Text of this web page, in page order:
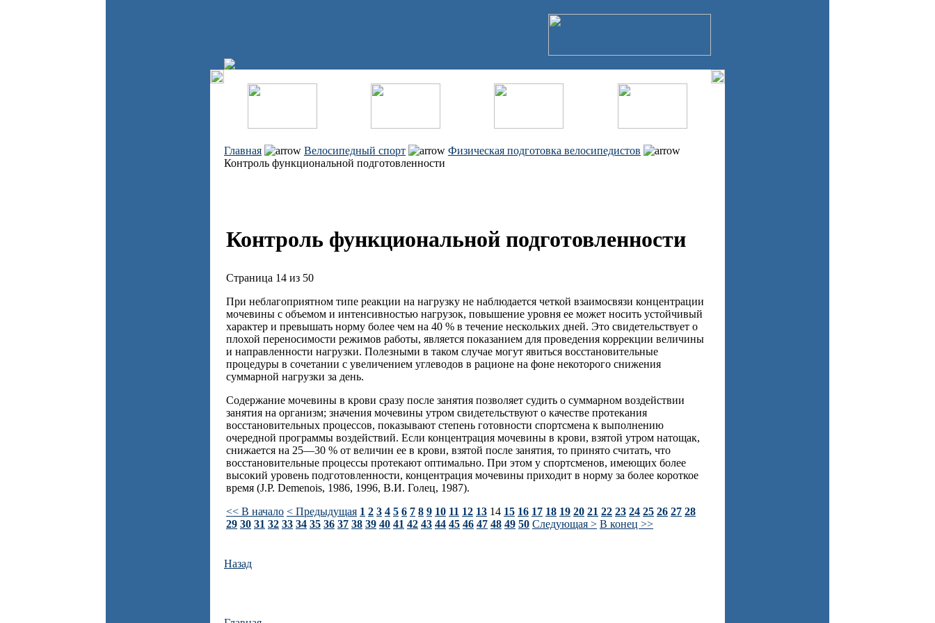
Главная Велосипедный спорт
Физическая подготовка велосипедистов
Контроль функциональной подготовленности
Контроль функциональной подготовленности
Страница 14 из 50
При неблагоприятном типе реакции на нагрузку не наблюдается четкой взаимосвязи концентрации
мочевины с объемом и интенсивностью нагрузок, повышение уровня ее может носить устойчивый
характер и превышать норму более чем на 40 % в течение нескольких дней. Это свидетельствует о
плохой переносимости режимов работы, является показанием для проведения коррекции величины
и направленности нагрузки. Полезными в таком случае могут явиться восстановительные
процедуры в сочетании с увеличением углеводов в рационе на фоне некоторого снижения
суммарной нагрузки за день.
Содержание мочевины в крови сразу после занятия позволяет судить о суммарном воздействии
занятия на организм; значения мочевины утром свидетельствуют о качестве протекания
восстановительных процессов, показывают степень готовности спортсмена к выполнению
очередной программы воздействий. Если концентрация мочевины в крови, взятой утром натощак,
снижается на 25—30 % от величин ее в крови, взятой после занятия, то принято считать, что
восстановительные процессы протекают оптимально. При этом у спортсменов, имеющих более
высокий уровень подготовленности, концентрация мочевины приходит в норму за более короткое
время (J.P. Demenois, 1986, 1996, В.И. Голец, 1987).
<< В начало < Предыдущая 1 2 3 4 5 6 7 8 9 10 11 12 13 14 15 16 17 18 19 20 21 22 23 24 25 26 27 28
29 30 31 32 33 34 35 36 37 38 39 40 41 42 43 44 45 46 47 48 49 50 Следующая > В конец >>
Назад